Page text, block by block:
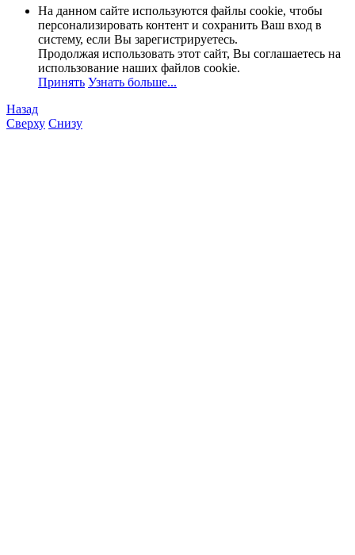
На данном сайте используются файлы cookie, чтобы
персонализировать контент и сохранить Ваш вход в
систему, если Вы зарегистрируетесь.
Продолжая использовать этот сайт, Вы соглашаетесь на
использование наших файлов cookie.
Принять Узнать больше...
Назад
Сверху Снизу